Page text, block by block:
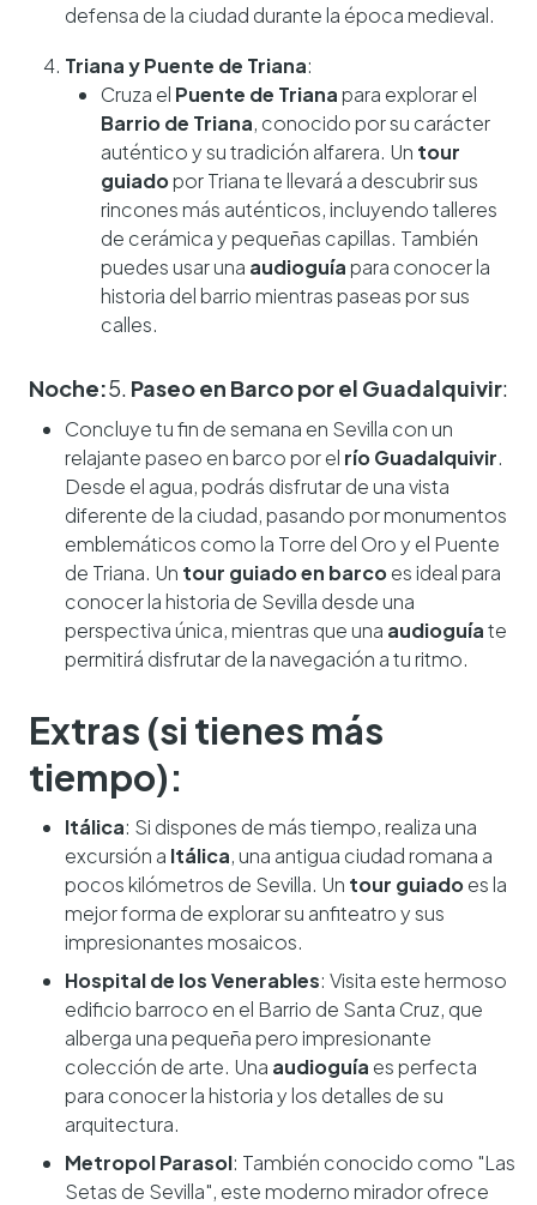
defensa de la ciudad durante la época medieval.
Triana y Puente de Triana:
Cruza el Puente de Triana para explorar el
Barrio de Triana, conocido por su carácter
auténtico y su tradición alfarera. Un tour
guiadopor Triana te llevará a descubrir sus
rincones más auténticos, incluyendo talleres
de cerámica y pequeñas capillas. También
puedes usar una audioguía para conocer la
historia del barrio mientras paseas por sus
calles.
Noche:5. Paseo en Barco por el Guadalquivir:
Concluye tu fin de semana en Sevilla con un
relajante paseo en barco por el río Guadalquivir.
Desde el agua, podrás disfrutar de una vista
diferente de la ciudad, pasando por monumentos
emblemáticos como la Torre del Oro y el Puente
de Triana. Un tour guiado en barcoes ideal para
conocer la historia de Sevilla desde una
perspectiva única, mientras que una audioguíate
permitirá disfrutar de la navegación a tu ritmo.
Extras (si tienes más
tiempo):
Itálica: Si dispones de más tiempo, realiza una
excursión a Itálica, una antigua ciudad romana a
pocos kilómetros de Sevilla. Un tour guiadoes la
mejor forma de explorar su anfiteatro y sus
impresionantes mosaicos.
Hospital de los Venerables: Visita este hermoso
edificio barroco en el Barrio de Santa Cruz, que
alberga una pequeña pero impresionante
colección de arte. Una audioguía es perfecta
para conocer la historia y los detalles de su
arquitectura.
Metropol Parasol: También conocido como "Las
Setas de Sevilla", este moderno mirador ofrece